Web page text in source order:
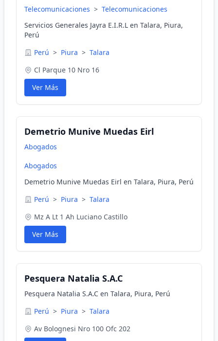
Telecomunicaciones > Telecomunicaciones
Servicios Generales Jayra E.I.R.L en Talara, Piura,
Perú
Perú > Piura > Talara
Cl Parque 10 Nro 16
Ver Más
Demetrio Munive Muedas Eirl
Abogados
Abogados
Demetrio Munive Muedas Eirl en Talara, Piura, Perú
Perú > Piura > Talara
Mz A Lt 1 Ah Luciano Castillo
Ver Más
Pesquera Natalia S.A.C
Pesquera Natalia S.A.C en Talara, Piura, Perú
Perú > Piura > Talara
Av Bolognesi Nro 100 Ofc 202